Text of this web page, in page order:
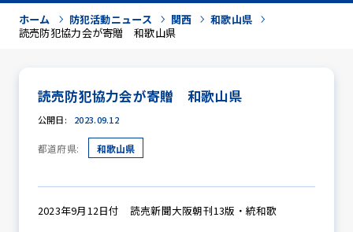
ホーム 防犯活動ニュース 関西
和歌山県
読売防犯協力会が寄贈 和歌山県
読売防犯協力会が寄贈 和歌山県
公開日: 2023.09.12
都道府県: 和歌山県
2023年9月12日付 読売新聞大阪朝刊13版・統和歌